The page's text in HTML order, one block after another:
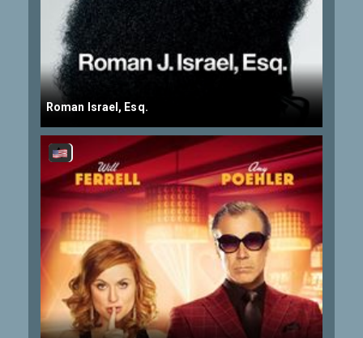
Roman Israel, Esq.